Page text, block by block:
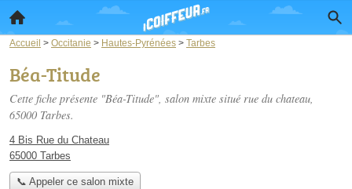
Accueil > Occitanie > Hautes-Pyrénées > Tarbes
Béa-Titude
Cette fiche présente "Béa-Titude", salon mixte situé rue du chateau,
65000 Tarbes.
4 Bis Rue du Chateau
65000 Tarbes
📞 Appeler ce salon mixte